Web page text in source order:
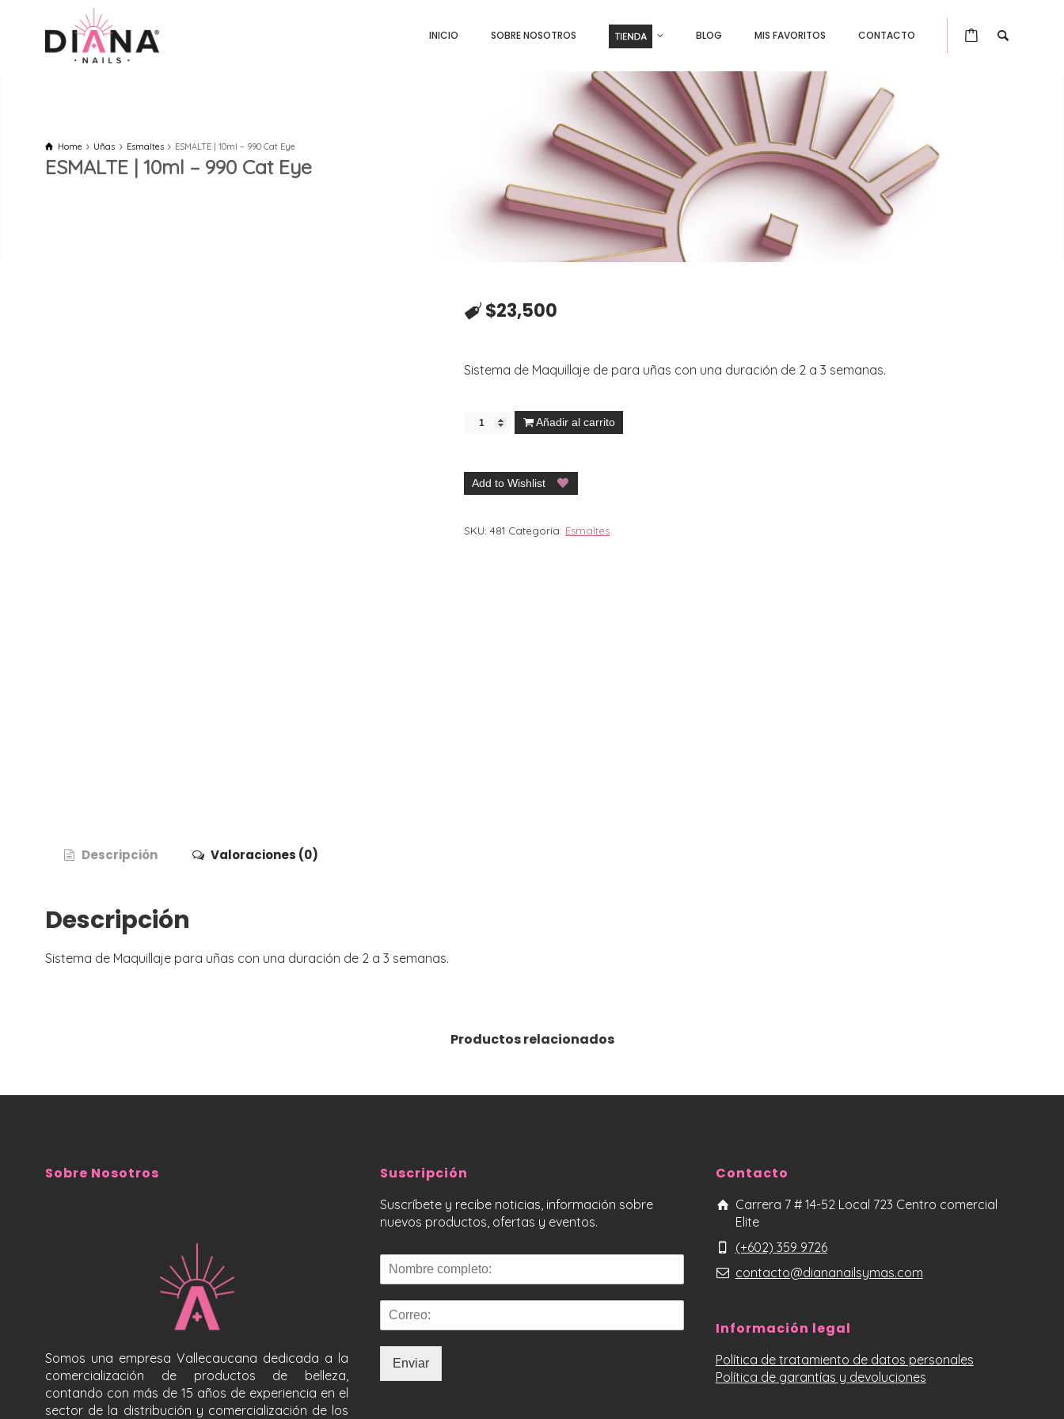
INICIO SOBRE NOSOTROS BLOG MIS FAVORITOS CONTACTO
Home Uñas Esmaltes ESMALTE | 10ml – 990 Cat Eye
ESMALTE | 10ml – 990 Cat Eye
$23,500
Sistema de Maquillaje de para uñas con una duración de 2 a 3 semanas.
Añadir al carrito
Add to Wishlist
SKU:481 Categoría: Esmaltes
Descripción Valoraciones (0)
Descripción
Sistema de Maquillaje para uñas con una duración de 2 a 3 semanas.
Productos relacionados
Sobre Nosotros
Somos una empresa Vallecaucana dedicada a la
comercialización de productos de belleza,
contando con más de 15 años de experiencia en el
sector de la distribución y comercialización de los
Suscripción
Suscríbete y recibe noticias, información sobre
nuevos productos, ofertas y eventos.
Enviar
Contacto
Carrera 7 # 14-52 Local 723 Centro comercial
Elite
(+602) 359 9726
contacto@diananailsymas.com
Información legal
Política de tratamiento de datos personales
Política de garantías y devoluciones